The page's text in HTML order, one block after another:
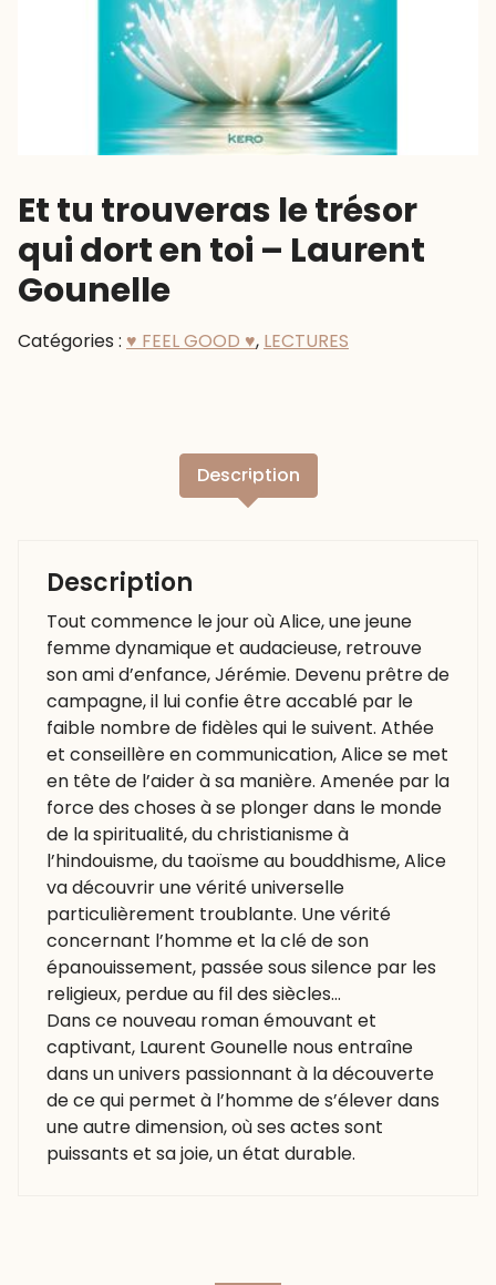
Et tu trouveras le trésor
qui dort en toi – Laurent
Gounelle
Catégories : ♥ FEEL GOOD ♥, LECTURES
Description
Description
Tout commence le jour où Alice, une jeune
femme dynamique et audacieuse, retrouve
son ami d’enfance, Jérémie. Devenu prêtre de
campagne, il lui confie être accablé par le
faible nombre de fidèles qui le suivent. Athée
et conseillère en communication, Alice se met
en tête de l’aider à sa manière. Amenée par la
force des choses à se plonger dans le monde
de la spiritualité, du christianisme à
l’hindouisme, du taoïsme au bouddhisme, Alice
va découvrir une vérité universelle
particulièrement troublante. Une vérité
concernant l’homme et la clé de son
épanouissement, passée sous silence par les
religieux, perdue au fil des siècles…
Dans ce nouveau roman émouvant et
captivant, Laurent Gounelle nous entraîne
dans un univers passionnant à la découverte
de ce qui permet à l’homme de s’élever dans
une autre dimension, où ses actes sont
puissants et sa joie, un état durable.